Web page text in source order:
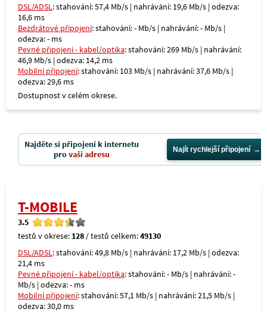
DSL/ADSL: stahování: 57,4 Mb/s | nahrávání: 19,6 Mb/s | odezva:
16,6 ms
Bezdrátové připojení: stahování: - Mb/s | nahrávání: - Mb/s |
odezva: - ms
Pevné připojení - kabel/optika: stahování: 269 Mb/s | nahrávání:
46,9 Mb/s | odezva: 14,2 ms
Mobilní připojení: stahování: 103 Mb/s | nahrávání: 37,6 Mb/s |
odezva: 29,6 ms
Dostupnost v celém okrese.
Najděte si připojení k internetu
provaši adresu Najít rychlejší připojení
T-MOBILE
3.5
testů v okrese: 128 / testů celkem:49130
DSL/ADSL: stahování: 49,8 Mb/s | nahrávání: 17,2 Mb/s | odezva:
21,4 ms
Pevné připojení - kabel/optika: stahování: - Mb/s | nahrávání: -
Mb/s | odezva: - ms
Mobilní připojení: stahování: 57,1 Mb/s | nahrávání: 21,5 Mb/s |
odezva: 30,0 ms